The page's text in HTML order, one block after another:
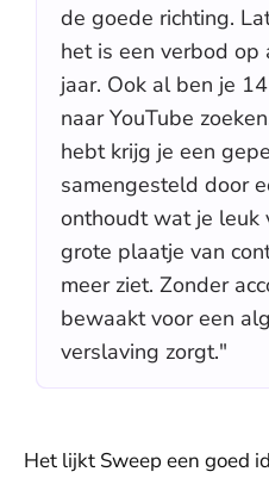
de goede richting.
het is een verbod op
jaar. Ook al ben je
naar YouTube
hebt krijg je een
samengesteld door
onthoudt wat je leuk
grote plaatje van
meer ziet. Zonder
bewaakt voor een
verslaving zorgt."
Het lijkt Sweep een goed